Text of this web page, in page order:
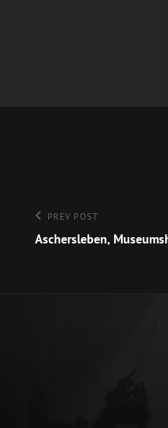
Previous
Post
PREV POST
Aschersleben,